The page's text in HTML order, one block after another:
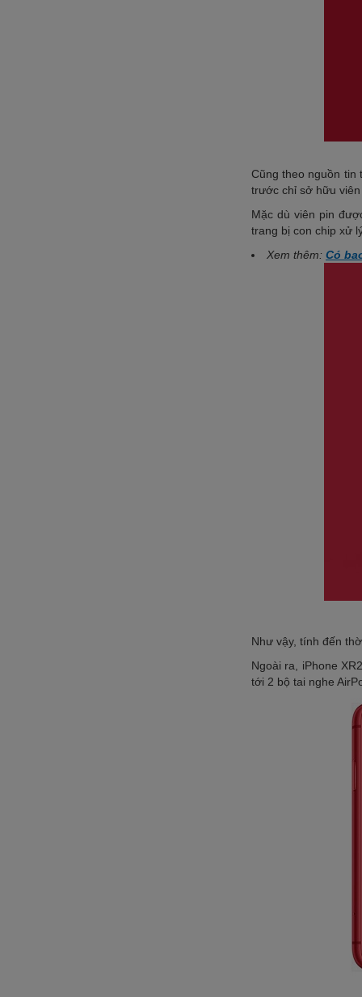
Cũng theo nguồn tin
trước chỉ sở hữu
Mặc dù viên pin
trang bị con chip xử
Xem thêm: Có
Như vậy, tính đến
Ngoài ra, iPhone
tới 2 bộ tai nghe